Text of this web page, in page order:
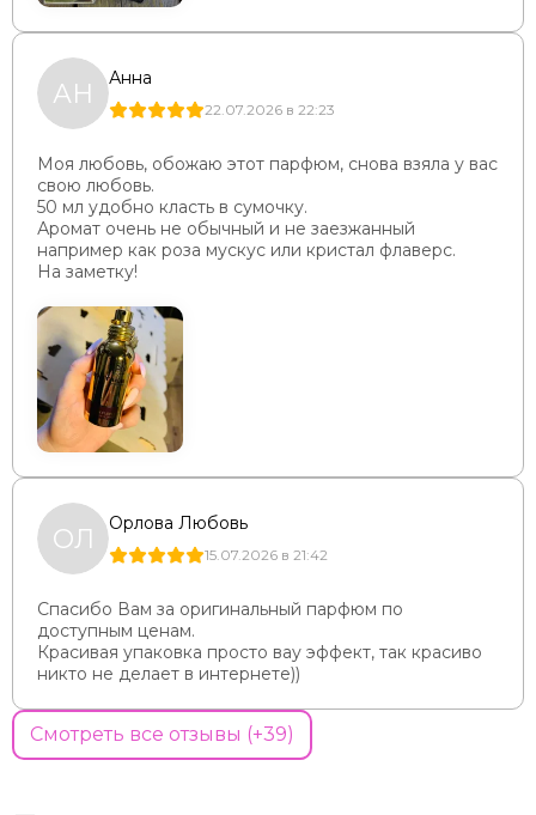
АН Анна
22.07.2026 в 22:23
Моя любовь, обожаю этот парфюм, снова взяла у вас
свою любовь.
50 мл удобно класть в сумочку.
Аромат очень не обычный и не заезжанный
например как роза мускус или кристал флаверс.
На заметку!
ОЛ Орлова Любовь
15.07.2026 в 21:42
Спасибо Вам за оригинальный парфюм по
доступным ценам.
Красивая упаковка просто вау эффект, так красиво
никто не делает в интернете))
Смотреть все отзывы (+39)